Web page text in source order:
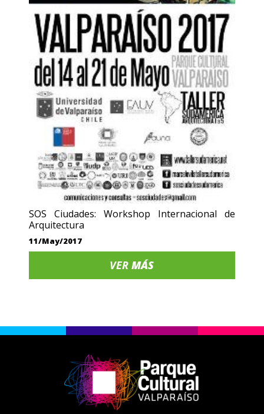
SOS Ciudades: Workshop Internacional de
Arquitectura
11/May/2017
VERMÁS